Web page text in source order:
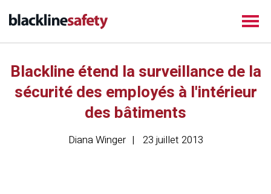
Blackline étend la surveillance de la
sécurité des employés à l'intérieur
des bâtiments
Diana Winger 23 juillet 2013